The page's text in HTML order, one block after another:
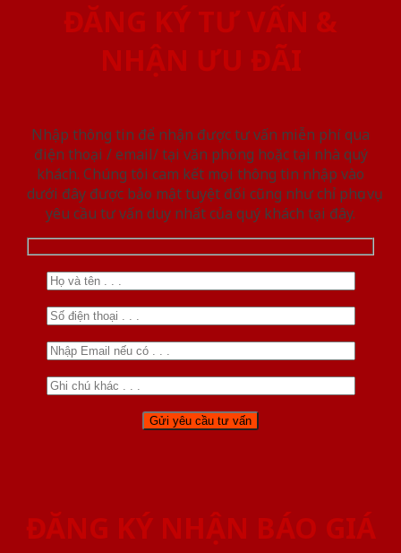
ĐĂNG KÝ TƯ VẤN &
NHẬN ƯU ĐÃI
Nhập thông tin để nhận được tư vấn miễn phí qua
điện thoại / email/ tại văn phòng hoặc tại nhà quý
khách. Chúng tôi cam kết mọi thông tin nhập vào
dưới đây được bảo mật tuyệt đối cũng như chỉ phục vụ
yêu cầu tư vấn duy nhất của quý khách tại đây.
ĐĂNG KÝ NHẬN BÁO GIÁ